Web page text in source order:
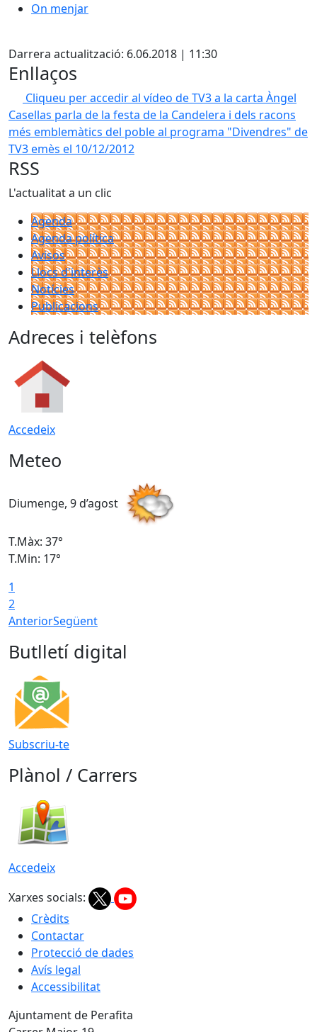
On menjar
Darrera actualització: 6.06.2018 | 11:30
Enllaços
Cliqueu per accedir al vídeo de TV3 a la carta Àngel
Casellas parla de la festa de la Candelera i dels racons
més emblemàtics del poble al programa "Divendres" de
TV3 emès el 10/12/2012
RSS
L'actualitat a un clic
Agenda
Agenda política
Avisos
Llocs d'interès
Notícies
Publicacions
Adreces i telèfons
Accedeix
Meteo
Diumenge, 9 d’agost
T.Màx: 37°
T.Min: 17°
1
2
AnteriorSegüent
Butlletí digital
Subscriu-te
Plànol / Carrers
Accedeix
Xarxes socials:
Crèdits
Contactar
Protecció de dades
Avís legal
Accessibilitat
Ajuntament de Perafita